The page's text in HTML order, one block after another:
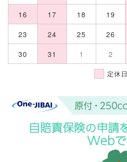
16
17 18 19
23
24 25 26
30
31 1 2
定休日